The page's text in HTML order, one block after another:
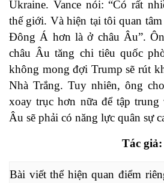
Ukraine. Vance nói: “Có rất
thế giới. Và hiện tại tôi quan
Đông Á hơn là ở châu Âu”.
châu Âu tăng chi tiêu quốc
không mong đợi Trump sẽ rút
Nhà Trắng. Tuy nhiên, ông
xoay trục hơn nữa để tập trung
Âu sẽ phải có năng lực quân sự
Tác
Bài viết thể hiện quan điểm